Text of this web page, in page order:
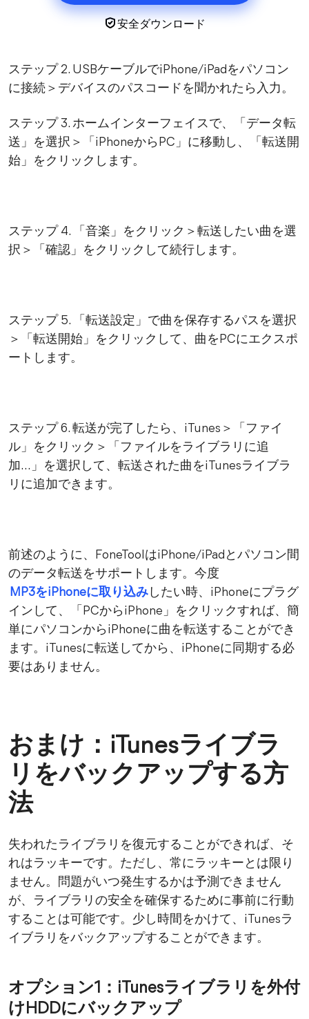
安全ダウンロード
ステップ 2. USBケーブルでiPhone/iPadをパソコン
に接続＞デバイスのパスコードを聞かれたら入力。
ステップ 3. ホームインターフェイスで、「データ転
送」を選択＞「iPhoneからPC」に移動し、「転送開
始」をクリックします。
ステップ 4. 「音楽」をクリック＞転送したい曲を選
択＞「確認」をクリックして続行します。
ステップ 5. 「転送設定」で曲を保存するパスを選択
＞「転送開始」をクリックして、曲をPCにエクスポ
ートします。
ステップ 6. 転送が完了したら、iTunes＞「ファイ
ル」をクリック＞「ファイルをライブラリに追
加...」を選択して、転送された曲をiTunesライブラ
リに追加できます。
前述のように、FoneToolはiPhone/iPadとパソコン間
のデータ転送をサポートします。今度
MP3をiPhoneに取り込みしたい時、iPhoneにプラグ
インして、「PCからiPhone」をクリックすれば、簡
単にパソコンからiPhoneに曲を転送することができ
ます。iTunesに転送してから、iPhoneに同期する必
要はありません。
おまけ：iTunesライブラ
リをバックアップする方
法
失われたライブラリを復元することができれば、そ
れはラッキーです。ただし、常にラッキーとは限り
ません。問題がいつ発生するかは予測できません
が、ライブラリの安全を確保するために事前に行動
することは可能です。少し時間をかけて、iTunesラ
イブラリをバックアップすることができます。
オプション1：iTunesライブラリを外付
けHDDにバックアップ